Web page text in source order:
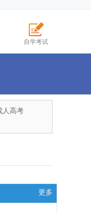
自学考试
人高考
更多